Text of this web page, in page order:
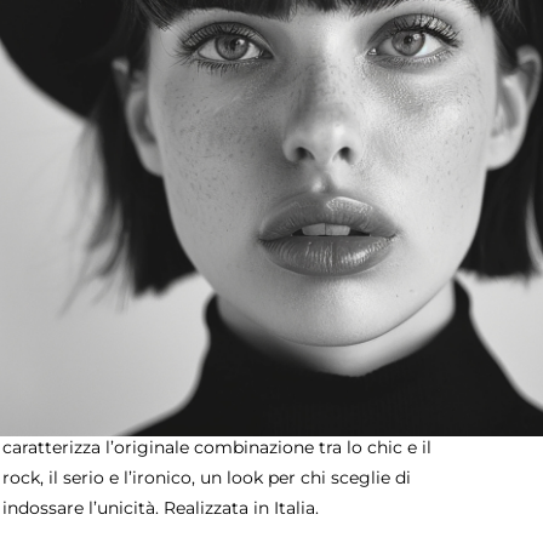
1 pezzi disponibili
AGGIUNGI AL CARRELLO
Paga anche a rate
Sostituzione e reso facile
DESCRIZIONE DEL PRODOTTO
L’iconica bombetta nera con borchie silver Milord che
caratterizza l’originale combinazione tra lo chic e il
rock, il serio e l’ironico, un look per chi sceglie di
indossare l’unicità. Realizzata in Italia.